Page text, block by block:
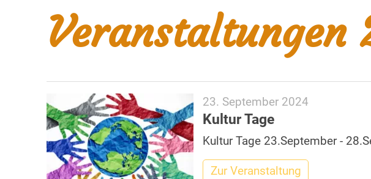
Veranstaltungen
23. September 2024
Kultur Tage
Kultur Tage 23.September -
Zur Veranstaltung